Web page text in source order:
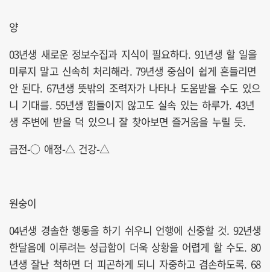
양
03년생 새로운 정보수집과 지식이 필요하다. 91년생 할 일을
미루지 말고 신속히 처리해라. 79년생 중심이 쉽게 흔들리면
안 된다. 67년생 뜻밖의 조력자가 나타나 도움받을 수도 있으
니 기대를. 55년생 힘들이지 않고도 실속 있는 하루가. 43년
생 주변에 받을 덕 있으니 잘 찾아보면 즐거움을 누릴 듯.
금전-○ 애정-△ 건강-△
원숭이
04년생 경솔한 행동을 하기 쉬우니 언행에 신중할 것. 92년생
한달음에 이루려는 성급함이 더욱 상황을 어렵게 할 수도. 80
년생 잘난 척하면 더 피곤하게 되니 자중하고 겸손하도록. 68